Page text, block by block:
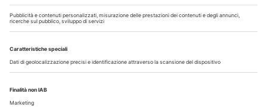
Cercasi ASO per studio sito a Mozzate
Cercasi assistente alla poltrona in Cusago
30 Luglio 2026
Pistoia - studio cerca segretaria